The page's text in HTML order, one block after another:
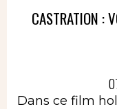
CASTRATION :
Dans ce film